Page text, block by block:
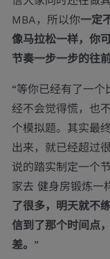
MBA，所以你一定
像马拉松一样，你
节奏一步一步的往前
“等你已经有了一
经不会觉得慌，也
个模拟题。其实最
出来，就已经超过
说的踏实制定一个
家去 健身房锻炼一
了很多，明天就不
信到了那个时间点
差。 ”